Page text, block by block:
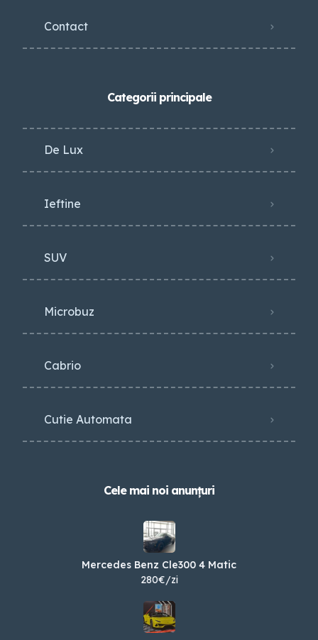
Contact
Categorii principale
De Lux
Ieftine
SUV
Microbuz
Cabrio
Cutie Automata
Cele mai noi anunțuri
Mercedes Benz Cle300 4 Matic
280€/zi